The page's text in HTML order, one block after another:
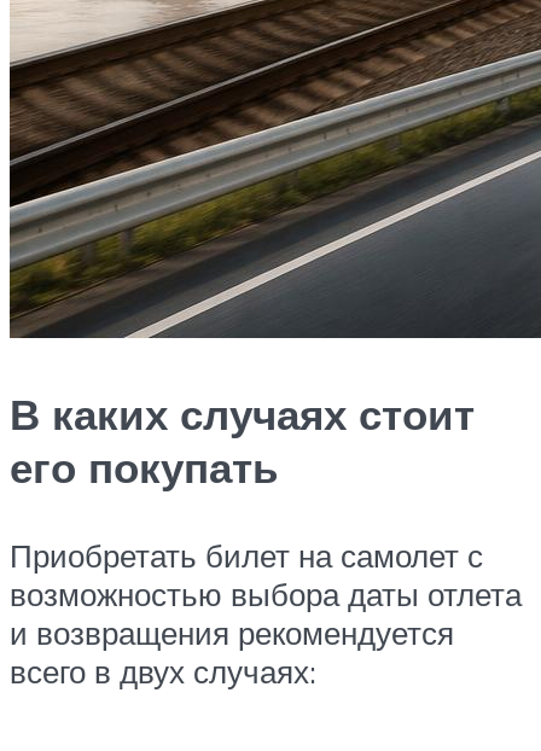
В каких случаях стоит
его покупать
Приобретать билет на самолет с
возможностью выбора даты отлета
и возвращения рекомендуется
всего в двух случаях: